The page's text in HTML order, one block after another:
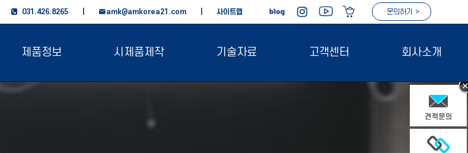
031.426.8265 | amk@amkorea21.com 사이트맵 문의하기 >
제품정보 시제품제작 기술자료 고객센터 회사소개